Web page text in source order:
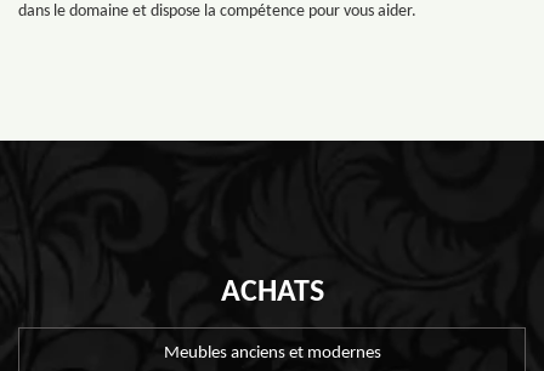
dans le domaine et dispose la compétence pour vous aider.
ACHATS
Meubles anciens et modernes